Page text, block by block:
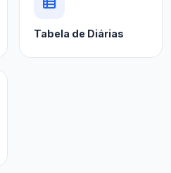
Tabela de Diárias